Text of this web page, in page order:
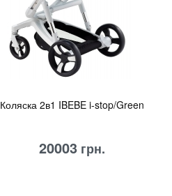
Коляска 2в1 IBEBE i-stop/Green
20003грн.